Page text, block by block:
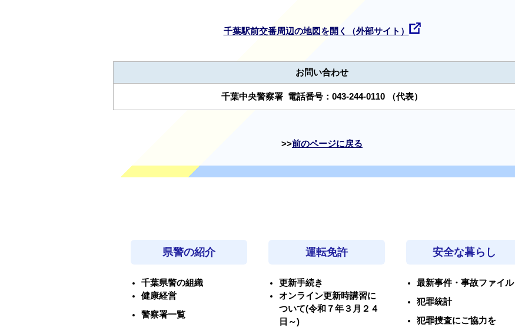
千葉駅前交番周辺の地図を開く（外部サイト）
お問い合わせ
千葉中央警察署 電話番号： 043-244-0110 （代表）
前のページに戻る
県警の紹介
千葉県警の組織
健康経営
警察署一覧
運転免許
更新手続き
オンライン更新時講習に
ついて(令和７年３月２４
日～)
安全な暮らし
最新事件・事故ファイル
犯罪統計
犯罪捜査にご協力を